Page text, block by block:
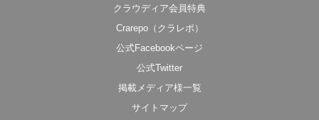
クラウディア会員特典
Crarepo（クラレポ）
公式Facebookページ
公式Twitter
掲載メディア様一覧
サイトマップ